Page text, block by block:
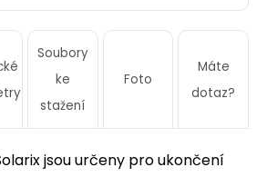
Soubory
ke
stažení
Foto
Máte
dotaz?
jsou určeny pro ukončení